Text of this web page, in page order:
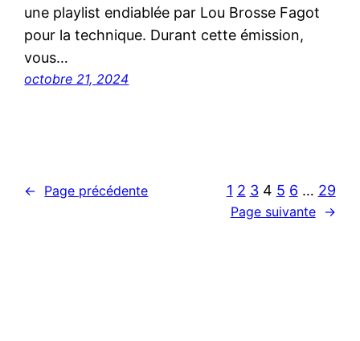
une playlist endiablée par Lou Brosse Fagot
pour la technique. Durant cette émission,
vous…
octobre 21, 2024
← Page précédente 1 2 3 4 5 6 … 29
Page suivante →